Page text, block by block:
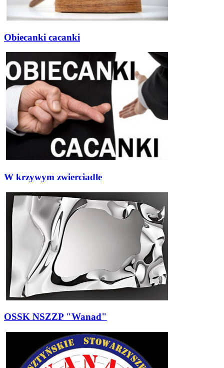
Obiecanki cacanki
W krzywym zwierciadle
OSSK NSZZP "Wanad"